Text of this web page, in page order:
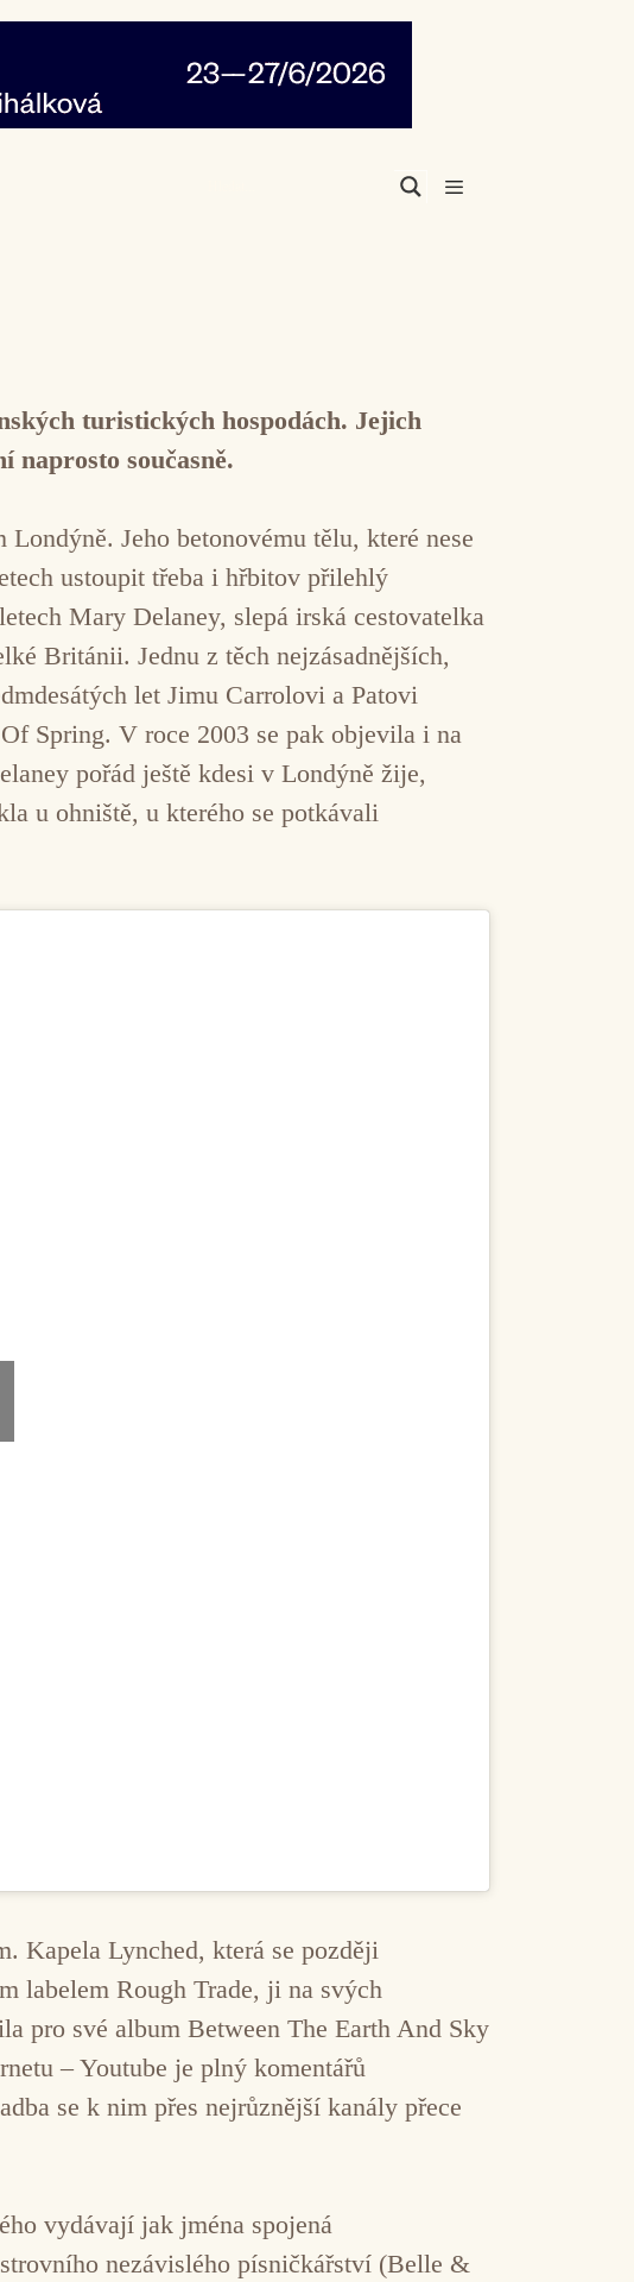
turistických hospodách. Jejich
naprosto současně.
Jeho betonovému tělu, které nese
ustoupit třeba i hřbitov přilehlý
Mary Delaney, slepá irská cestovatelka
Británii. Jednu z těch nejzásadnějších,
let Jimu Carrolovi a Patovi
Spring. V roce 2003 se pak objevila i na
pořád ještě kdesi v Londýně žije,
u ohniště, u kterého se potkávali
Kapela Lynched, která se později
labelem Rough Trade, ji na svých
pro své album Between The Earth And Sky
– Youtube je plný komentářů
se k nim přes nejrůznější kanály přece
vydávají jak jména spojená
nezávislého písničkářství (Belle &